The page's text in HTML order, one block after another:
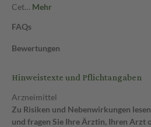
Cet… Mehr
FAQs
Bewertungen
Hinweistexte und Pflichtangaben
Arzneimittel
Zu Risiken und Nebenwirkungen
und fragen Sie Ihre Ärztin, Ihren Arzt